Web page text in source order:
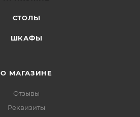
СТОЛЫ
ШКАФЫ
О МАГАЗИНЕ
Отзывы
Реквизиты